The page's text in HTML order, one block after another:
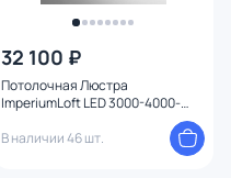
32 100 ₽
Потолочная Люстра
ImperiumLoft LED 3000-4000-
(теплый,белый,холодный) 12W
В наличии 46 шт.